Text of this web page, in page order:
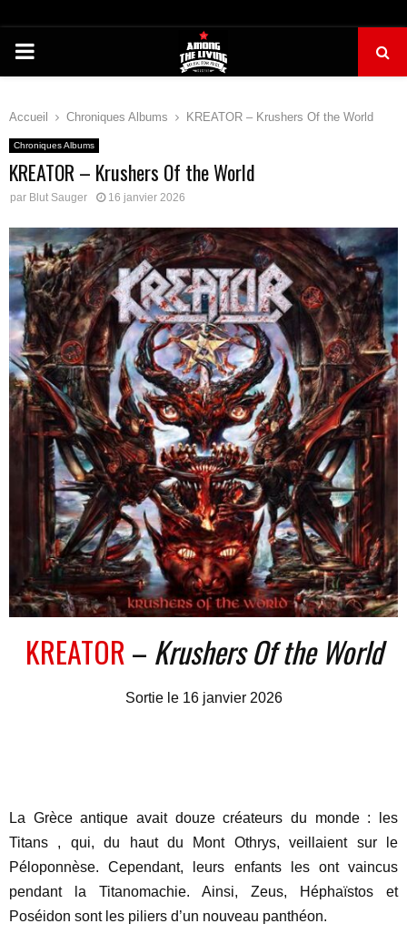
PRIMARY
Accueil Chroniques Albums KREATOR – Krushers Of the World
Chroniques Albums
KREATOR – Krushers Of the World
par Blut Sauger 16 janvier 2026
KREATOR – Krushers Of the World
Sortie le 16 janvier 2026
La Grèce antique avait douze créateurs du monde : les
Titans , qui, du haut du Mont Othrys, veillaient sur le
Péloponnèse. Cependant, leurs enfants les ont vaincus
pendant la Titanomachie. Ainsi, Zeus, Héphaïstos et
Poséidon sont les piliers d’un nouveau panthéon.